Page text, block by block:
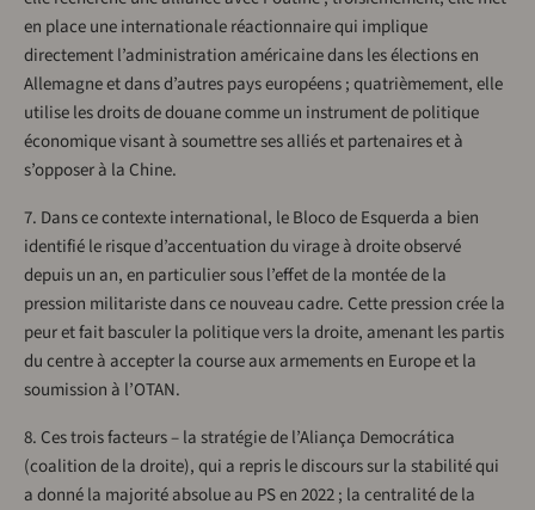
en place une internationale réactionnaire qui implique
directement l’administration américaine dans les élections en
Allemagne et dans d’autres pays européens ; quatrièmement, elle
utilise les droits de douane comme un instrument de politique
économique visant à soumettre ses alliés et partenaires et à
s’opposer à la Chine.
7. Dans ce contexte international, le Bloco de Esquerda a bien
identifié le risque d’accentuation du virage à droite observé
depuis un an, en particulier sous l’effet de la montée de la
pression militariste dans ce nouveau cadre. Cette pression crée la
peur et fait basculer la politique vers la droite, amenant les partis
du centre à accepter la course aux armements en Europe et la
soumission à l’OTAN.
8. Ces trois facteurs – la stratégie de l’Aliança Democrática
(coalition de la droite), qui a repris le discours sur la stabilité qui
a donné la majorité absolue au PS en 2022 ; la centralité de la